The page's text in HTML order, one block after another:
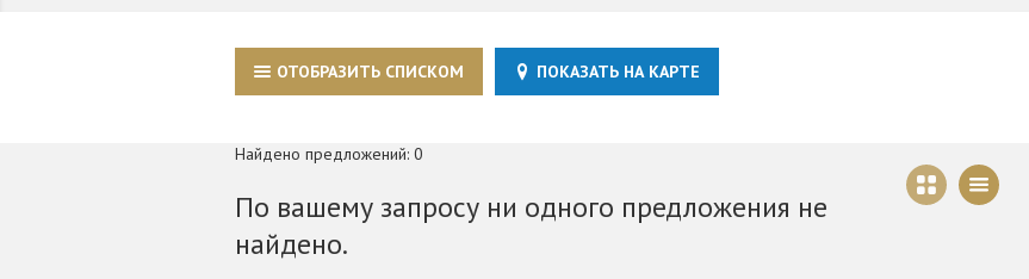
ОТОБРАЗИТЬ СПИСКОМ ПОКАЗАТЬ НА КАРТЕ
Найдено предложений: 0
По вашему запросу ни одного предложения не
найдено.